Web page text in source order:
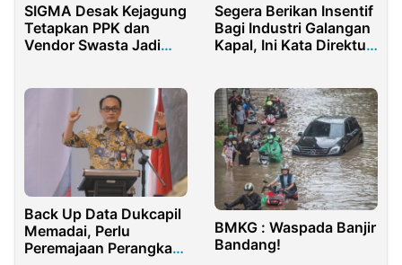
SIGMA Desak Kejagung
Tetapkan PPK dan
Vendor Swasta Jadi
Segera Berikan Insentif
Bagi Industri Galangan
Kapal, Ini Kata Direktur
Back Up Data Dukcapil
Memadai, Perlu
Peremajaan Perangkat
BMKG : Waspada Banjir
Bandang!